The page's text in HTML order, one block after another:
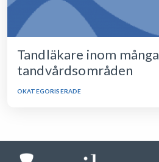
Tandläkare inom många
tandvårdsområden
OKATEGORISERADE